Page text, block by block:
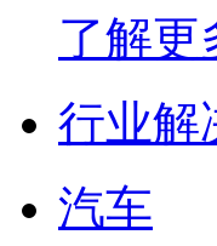
了解更
行业解
汽车